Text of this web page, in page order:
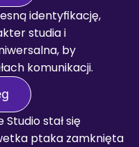
identyfikację,
studia i
by
komunikacji.
stał się
ptaka zamknięta